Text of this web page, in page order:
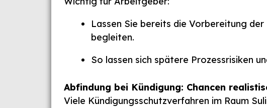
Lassen Sie bereits die Vorbereitung
begleiten.
So lassen sich spätere Prozessrisiken
Abfindung bei Kündigung: Chancen
Viele Kündigungsschutzverfahren im Raum